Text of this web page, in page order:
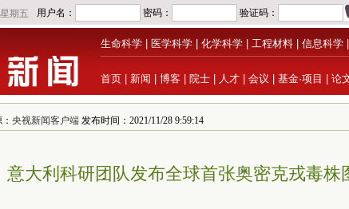
生命科学 医学科学 化学科学 工程材料 信息科学
首页 新闻 博客 院士 人才 会议 基金·项目 论
央视新闻客户端 发布时间：2021/11/28 9:59:14
意大利科研团队发布全球首张奥密克戎毒株